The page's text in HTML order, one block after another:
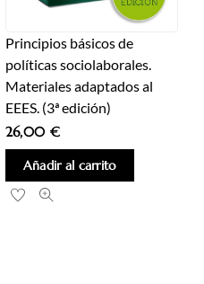
Principios básicos de
políticas sociolaborales.
Materiales adaptados al
EEES. (3ª edición)
26,00 €
Añadir al carrito